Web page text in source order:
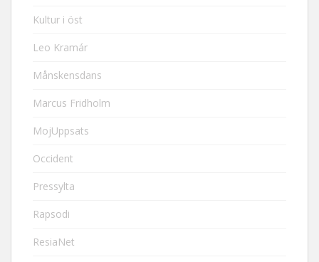
Kultur i öst
Leo Kramár
Månskensdans
Marcus Fridholm
MojUppsats
Occident
Pressylta
Rapsodi
ResiaNet